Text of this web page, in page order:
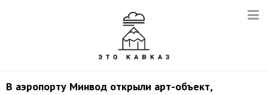
В аэропорту Минвод открыли арт-объект,